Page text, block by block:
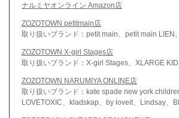
ナルミヤオンライン Amazon店
ZOZOTOWN petitmain店
取り扱いブランド：petit main、petit main LIEN
ZOZOTOWN X-girl Stages店
取り扱いブランド：X-girl Stages、XLARGE
ZOZOTOWN NARUMIYA ONLINE店
取り扱いブランド：kate spade new york
LOVETOXIC、kladskap、by loveit、Lindsay、